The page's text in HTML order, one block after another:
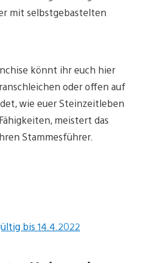
mit selbstgebastelten
könnt ihr euch hier
oder offen auf
wie euer Steinzeitleben
meistert das
Stammesführer.
bis 14.4.2022